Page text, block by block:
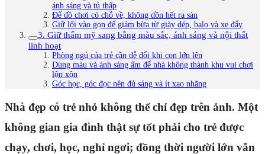
ánh sáng và tủ thấp
Để đồ chơi có chỗ về, không dồn hết ra sàn
Giữ lối vào gọn để giảm bừa từ giày dép, balo và xe đẩy
3. Giữ thẩm mỹ sang bằng màu sắc, ánh sáng và nội thất
linh hoạt
Phòng ngủ của trẻ cần dễ đổi khi con lớn lên
Dùng màu và ánh sáng ấm để nhà không thành khu vui chơi
lộn xộn
Góc học, góc đọc nên đủ sáng và ít xao nhãng
Nhà đẹp có trẻ nhỏ không thể chỉ đẹp trên ảnh. Một
không gian gia đình thật sự tốt phải cho trẻ được
chạy, chơi, học, nghỉ ngơi; đồng thời người lớn vẫn